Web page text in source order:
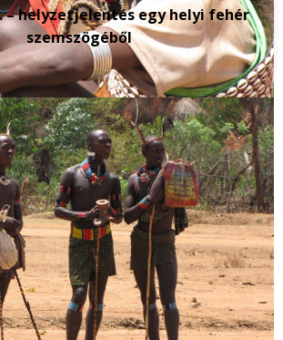
– helyzetjelentés egy helyi fehér
szemszögéből
hozzászólás?
tesszük közzé. A kötelező mezőket*
karakterrel jelöltük
Hozzászólás *